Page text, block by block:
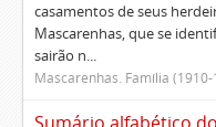
casamentos de seus
Mascarenhas, que se
sairão n...
Mascarenhas. Família (1910-